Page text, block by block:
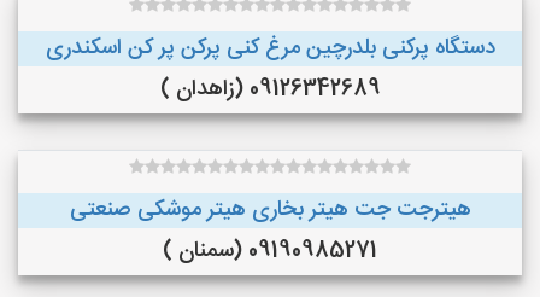
دستگاه پرکنی بلدرچین مرغ کنی پرکن پر کن اسکندری
09126342689 (زاهدان )
هیترجت جت هیتر بخاری هیتر موشکی صنعتی
09190985271 (سمنان )